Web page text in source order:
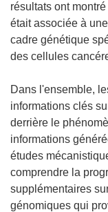
résultats ont
était associée à
cadre génétique
des cellules
Dans l'ensemble,
informations clés
derrière le
informations
études
comprendre la
supplémentaires
génomiques qui